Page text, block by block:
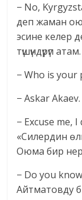
− No,
деп жаман
эсине келер
түшүндүрүп атам.
− Who is your
− Askar Akaev.
− Excuse me,
«Силердин
Оюма бир
− Do you
Айтматовду